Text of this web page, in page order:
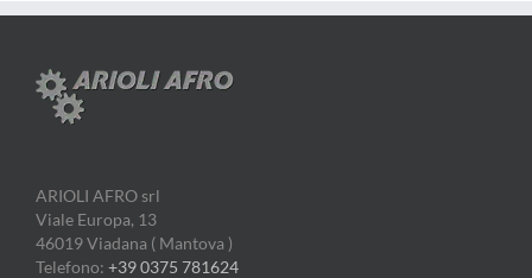
ARIOLI AFRO srl
Viale Europa, 13
46019 Viadana ( Mantova )
Telefono: +39 0375 781624